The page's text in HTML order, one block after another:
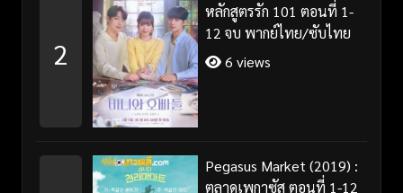
2
หลักสูตรรัก 101 ตอนที่ 1-
12 จบ พากย์ไทย/ซับไทย
6 views
Pegasus Market (2019) :
ตลาดเพกาซัส ตอนที่ 1-12